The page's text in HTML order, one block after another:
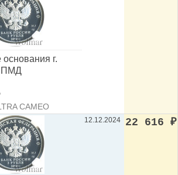
г.
CAMEO
12.12.2024 22 616 ₽